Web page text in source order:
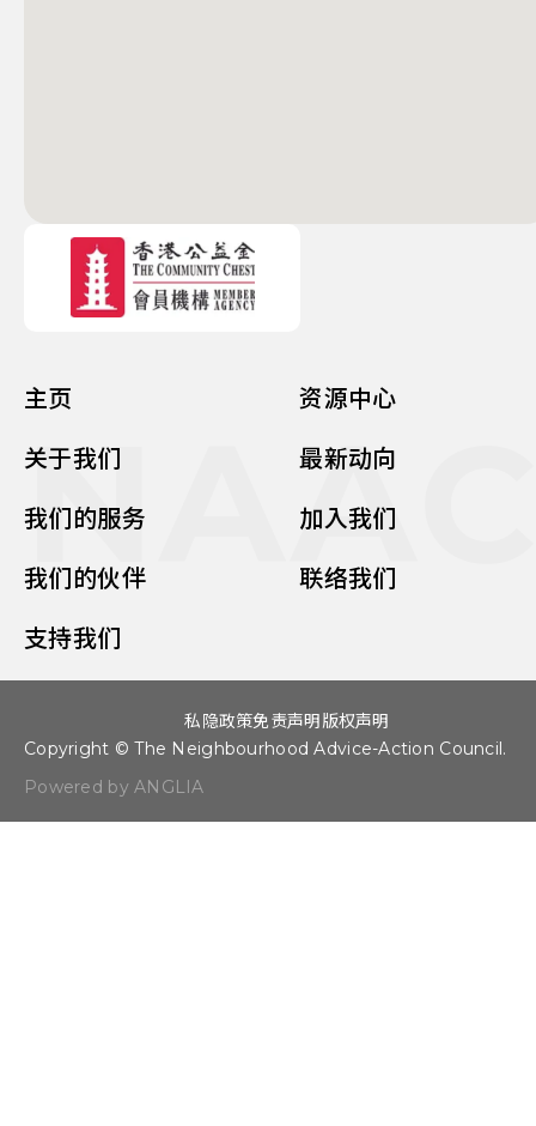
主页
关于我们
我们的服务
我们的伙伴
支持我们
资源中心
最新动向
加入我们
联络我们
Copyright © The Neighbourhood Advice-Action Council.
Powered by ANGLIA
私隐政策免责声明 版权声明